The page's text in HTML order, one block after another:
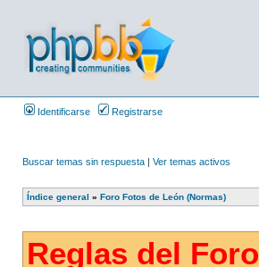
Identificarse Registrarse
Buscar temas sin respuesta | Ver temas activos
Índice general » Foro Fotos de León (Normas)
Reglas del Foro